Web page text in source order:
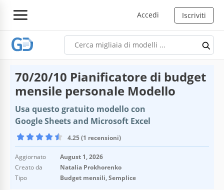
Accedi Iscriviti
70/20/10 Pianificatore di budget
mensile personale Modello
Usa questo gratuito modello con
Google Sheets and Microsoft Excel
4.25 (1 recensioni)
Aggiornato
August 1, 2026
Creato da
Natalia Prokhorenko
Tipo
Budget mensili, Semplice